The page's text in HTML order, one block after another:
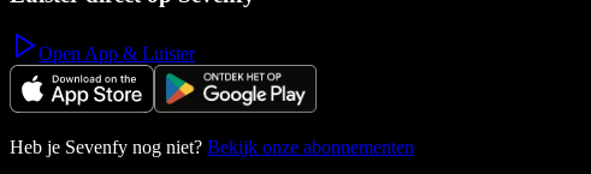
Open App & Luister
Heb je Sevenfy nog niet? Bekijk onze abonnementen